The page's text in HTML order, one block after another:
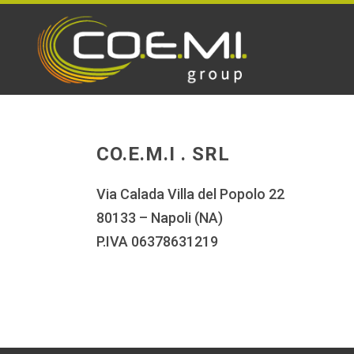
CO.E.M.I . SRL
Via Calada Villa del Popolo 22
80133 – Napoli (NA)
P.IVA 06378631219